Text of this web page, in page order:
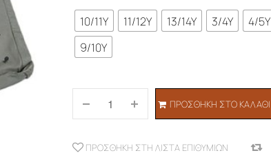
10/11Y
11/12Y 13/14Y 3/4Y 4/5Y
9/10Y
ΠΡΟΣΘΉΚΗ ΣΤΟ ΚΑΛΆΘΙ
ΠΡΟΣΘΉΚΗ ΣΤΗ ΛΊΣΤΑ ΕΠΙΘΥΜΙΏΝ